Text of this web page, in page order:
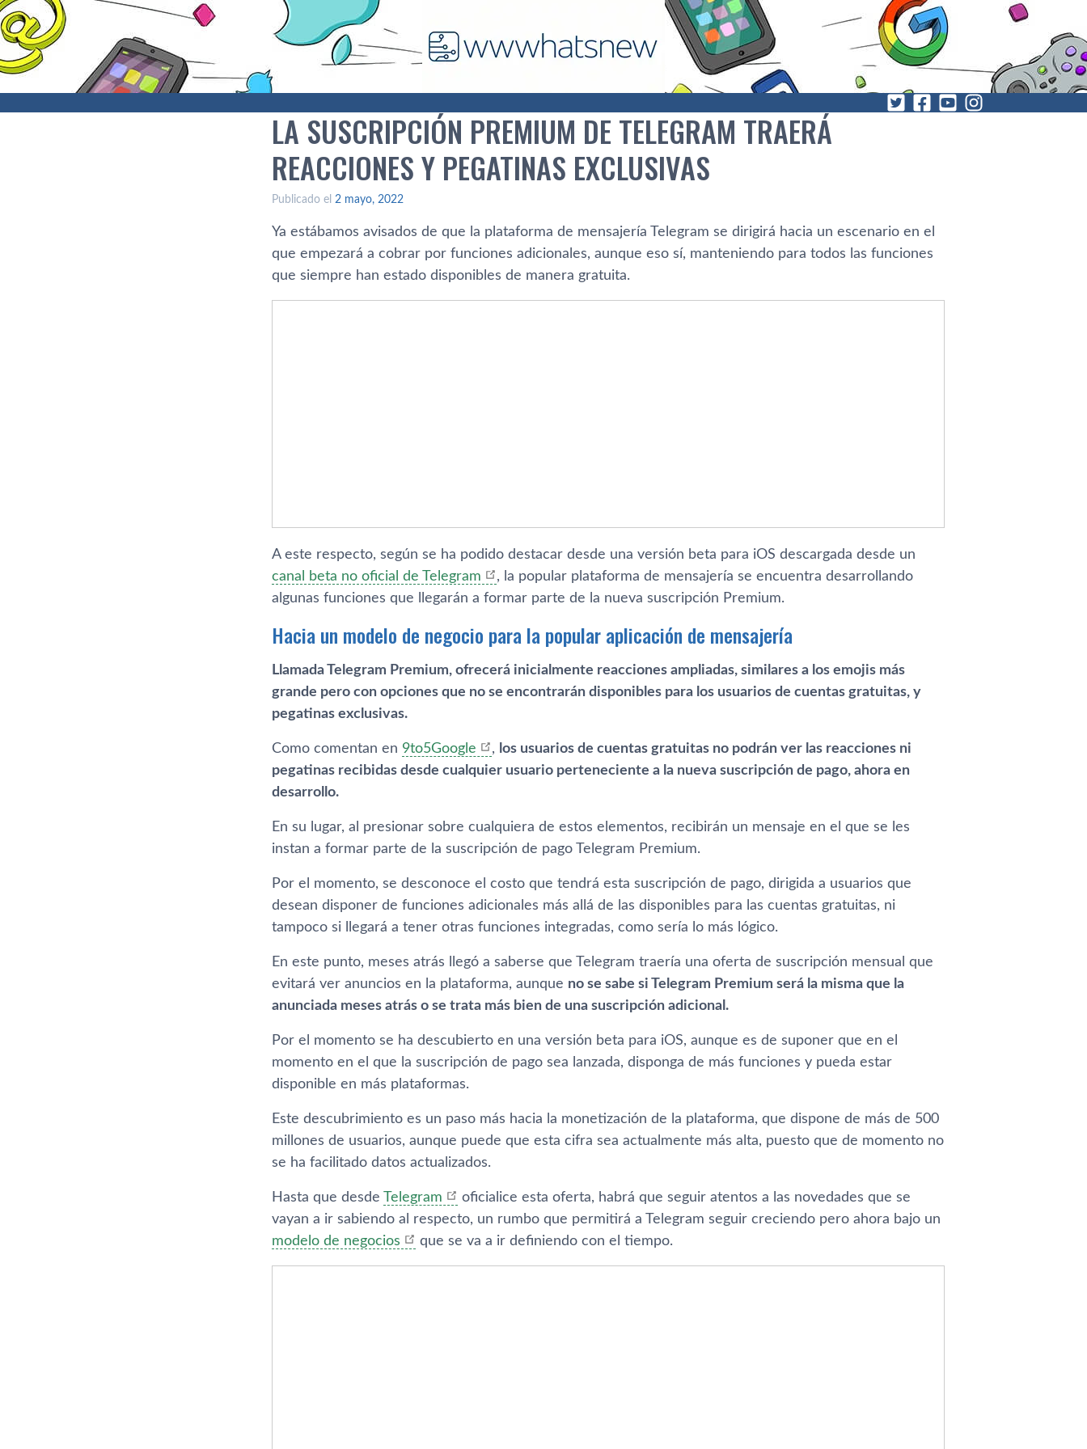
LA SUSCRIPCIÓN PREMIUM DE TELEGRAM TRAERÁ
REACCIONES Y PEGATINAS EXCLUSIVAS
Publicado el 2 mayo, 2022
Ya estábamos avisados de que la plataforma de mensajería Telegram se dirigirá hacia un escenario en el
que empezará a cobrar por funciones adicionales, aunque eso sí, manteniendo para todos las funciones
que siempre han estado disponibles de manera gratuita.
A este respecto, según se ha podido destacar desde una versión beta para iOS descargada desde un
canal beta no oficial de Telegram
, la popular plataforma de mensajería se encuentra desarrollando
algunas funciones que llegarán a formar parte de la nueva suscripción Premium.
Hacia un modelo de negocio para la popular aplicación de mensajería
Llamada Telegram Premium, ofrecerá inicialmente reacciones ampliadas, similares a los emojis más
grande pero con opciones que no se encontrarán disponibles para los usuarios de cuentas gratuitas, y
pegatinas exclusivas.
Como comentan en 9to5Google , los usuarios de cuentas gratuitas no podrán ver las reacciones ni
pegatinas recibidas desde cualquier usuario perteneciente a la nueva suscripción de pago, ahora en
desarrollo.
En su lugar, al presionar sobre cualquiera de estos elementos, recibirán un mensaje en el que se les
instan a formar parte de la suscripción de pago Telegram Premium.
Por el momento, se desconoce el costo que tendrá esta suscripción de pago, dirigida a usuarios que
desean disponer de funciones adicionales más allá de las disponibles para las cuentas gratuitas, ni
tampoco si llegará a tener otras funciones integradas, como sería lo más lógico.
En este punto, meses atrás llegó a saberse que Telegram traería una oferta de suscripción mensual que
evitará ver anuncios en la plataforma, aunque no se sabe si Telegram Premium será la misma que la
anunciada meses atrás o se trata más bien de una suscripción adicional.
Por el momento se ha descubierto en una versión beta para iOS, aunque es de suponer que en el
momento en el que la suscripción de pago sea lanzada, disponga de más funciones y pueda estar
disponible en más plataformas.
Este descubrimiento es un paso más hacia la monetización de la plataforma, que dispone de más de 500
millones de usuarios, aunque puede que esta cifra sea actualmente más alta, puesto que de momento no
se ha facilitado datos actualizados.
Hasta que desde Telegram
oficialice esta oferta, habrá que seguir atentos a las novedades que se
vayan a ir sabiendo al respecto, un rumbo que permitirá a Telegram seguir creciendo pero ahora bajo un
modelo de negocios
que se va a ir definiendo con el tiempo.